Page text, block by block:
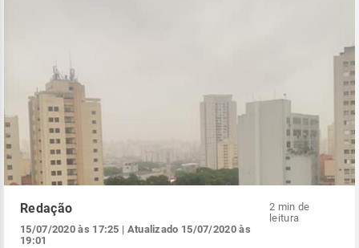
Redação
15/07/2020 às 17:25 | Atualizado 15/07/2020 às
19:01
2 min de
leitura